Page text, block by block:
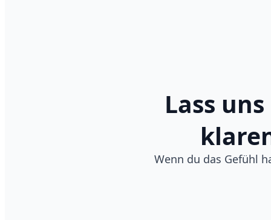
Lass
Wenn du das Gefühl